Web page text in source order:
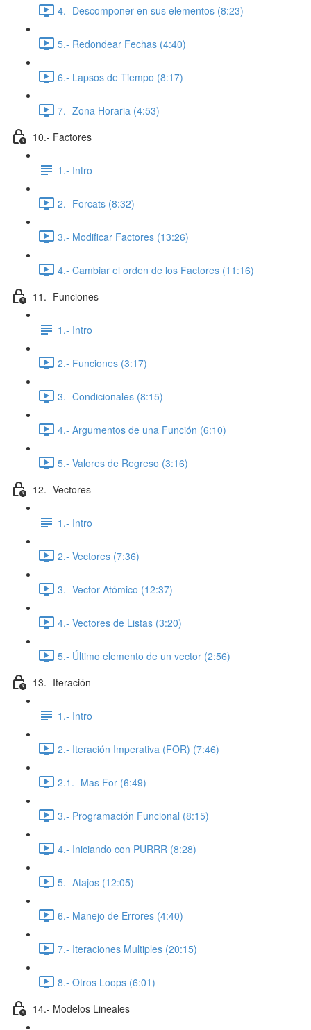
4.- Descomponer en sus elementos (8:23)
5.- Redondear Fechas (4:40)
6.- Lapsos de Tiempo (8:17)
7.- Zona Horaria (4:53)
10.- Factores
1.- Intro
2.- Forcats (8:32)
3.- Modificar Factores (13:26)
4.- Cambiar el orden de los Factores (11:16)
11.- Funciones
1.- Intro
2.- Funciones (3:17)
3.- Condicionales (8:15)
4.- Argumentos de una Función (6:10)
5.- Valores de Regreso (3:16)
12.- Vectores
1.- Intro
2.- Vectores (7:36)
3.- Vector Atómico (12:37)
4.- Vectores de Listas (3:20)
5.- Último elemento de un vector (2:56)
13.- Iteración
1.- Intro
2.- Iteración Imperativa (FOR) (7:46)
2.1.- Mas For (6:49)
3.- Programación Funcional (8:15)
4.- Iniciando con PURRR (8:28)
5.- Atajos (12:05)
6.- Manejo de Errores (4:40)
7.- Iteraciones Multiples (20:15)
8.- Otros Loops (6:01)
14.- Modelos Lineales